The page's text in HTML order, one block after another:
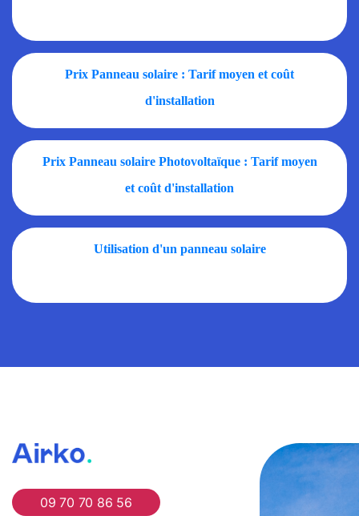
Prix Panneau solaire : Tarif moyen et coût
d'installation
Prix Panneau solaire Photovoltaïque : Tarif moyen
et coût d'installation
Utilisation d'un panneau solaire
Airko09 70 70 86 56